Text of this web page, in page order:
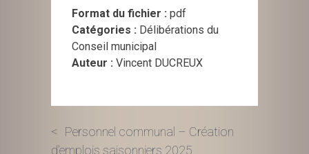
Format du fichier : pdf
Catégories : Délibérations du
Conseil municipal
Auteur : Vincent DUCREUX
Navigation
Personnel communal – Création
d’emplois saisonniers 2025